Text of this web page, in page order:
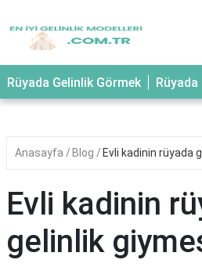
Rüyada Gelinlik Görmek Rüyada
Anasayfa Blog Evli kadinin rüyada
Evli kadinin
gelinlik